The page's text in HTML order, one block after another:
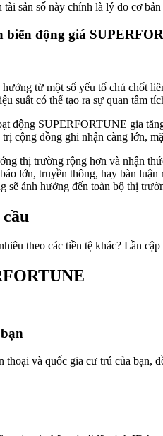
sản số này chính là lý do cơ
động giá
từ một số yếu tố chủ chốt
suất có thể tạo ra sự quan
động SUPERFORTUNE gia
cộng đồng ghi nhận càng lớn,
thị trường rộng hơn và nhận
lớn, truyền thông, hay bàn
sẽ ảnh hưởng đến toàn bộ thị
theo các tiền tệ khác? Lần
và quốc gia cư trú của bạn,